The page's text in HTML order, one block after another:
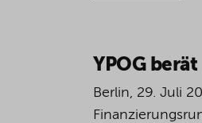
YPOG
Berlin, 29. Juli